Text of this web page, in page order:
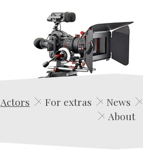
Actors For extras News
About